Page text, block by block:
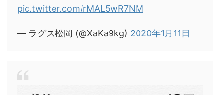
pic.twitter.com/rMAL5wR7NM
— ラグス松岡 (@XaKa9kg) 2020年1月11日